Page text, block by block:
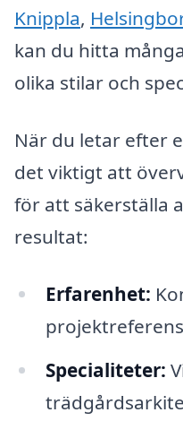
Knippla,
kan du hitta
olika stilar och
När du letar efter
det viktigt att
för att säkerställa
resultat:
Erfarenhet:
Specialiteter: